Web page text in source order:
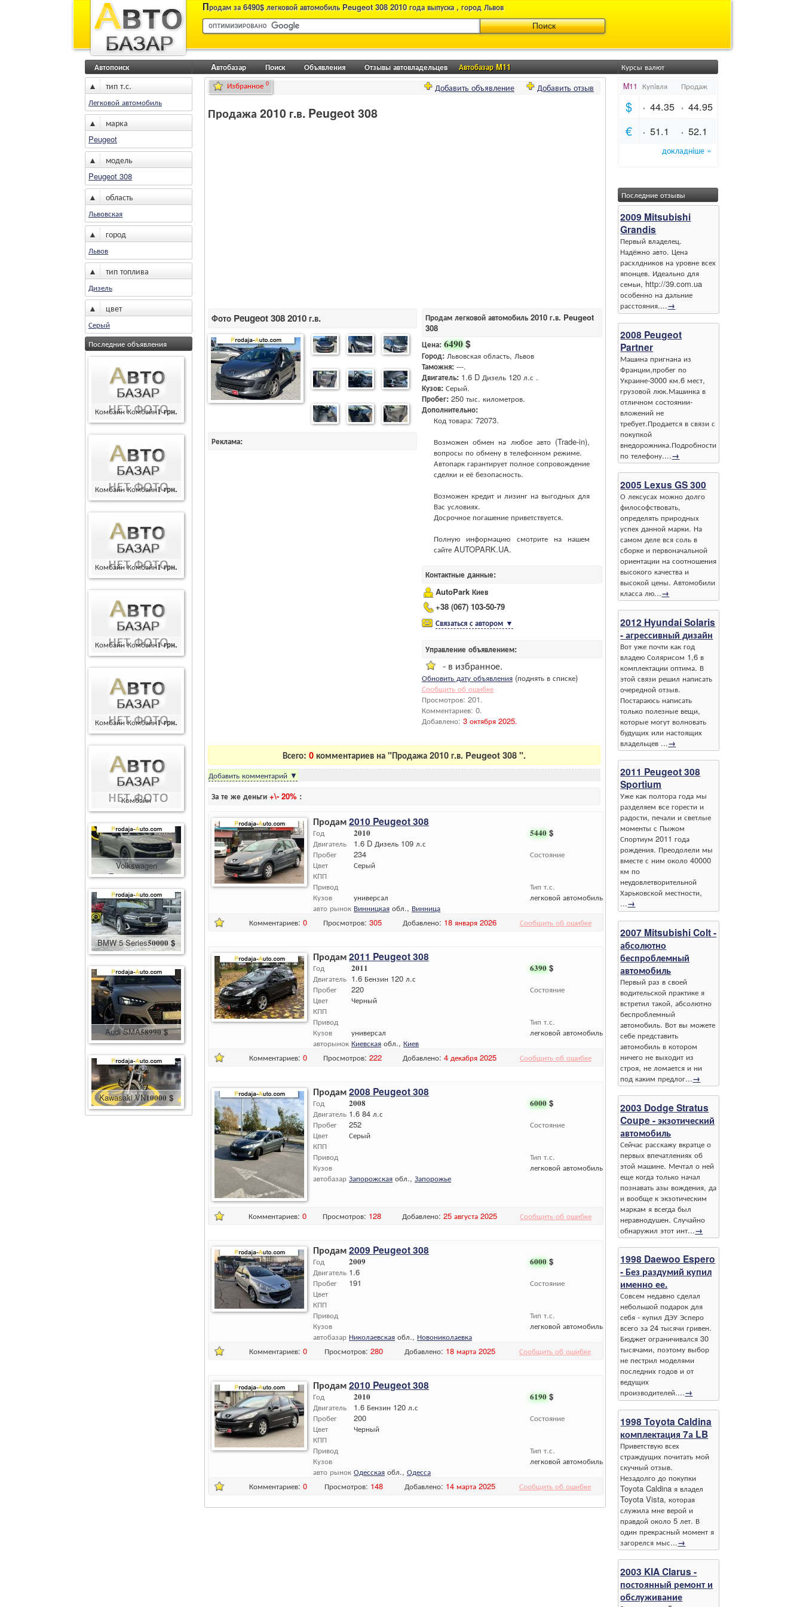
Продам за 6490$ легковой автомобиль Peugeot 308 2010 года выпуска , город Львов
Aвтобазар Поиск Объявления Отзывы автовладельцев Автобазар M11
Автопоиск
▲ тип т.с.
Легковой автомобиль
▲ марка
Peugeot
▲ модель
Peugeot 308
▲ область
Львовская
▲ город
Львов
▲ тип топлива
Дизель
▲ цвет
Серый
Последние объявления
Комбайн Комбайн1 грн.
Комбайн Комбайн1 грн.
Комбайн Комбайн1 грн.
Комбайн Комбайн1 грн.
Комбайн Комбайн1 грн.
Комбайн
Комбайн400000 грн.
Volkswagen
Touareg86600 $
BMW 5 Series50000 $
Audi SMA58990 $
Kawasaki VN10000 $
Добавить отзыв
Добавить объявление
Избранное 0
Продажа 2010 г.в. Peugeot 308
Фото Peugeot 308 2010 г.в.
Реклама:
Продам легковой автомобиль 2010 г.в. Peugeot
308
Цена:6490$
Город: Львовская область, Львов
Таможня: ---.
Двигатель: 1.6 D Дизель 120 л.с .
Кузов: Серый.
Пробег: 250 тыс. километров.
Дополнительно:
Код товара: 72073.
Возможен обмен на любое авто (Trade-in),
вопросы по обмену в телефонном режиме.
Автопарк гарантирует полное сопровождение
сделки и её безопасность.
Возможен кредит и лизинг на выгодных для
Вас условиях.
Досрочное погашение приветствуется.
Полную информацию смотрите на нашем
сайте AUTOPARK.UA.
Контактные данные:
AutoPark Киев
+38 (067) 103-50-79
Связаться с автором ▼
Управление объявлением:
- в избранное.
Обновить дату объявления (поднять в списке)
Сообщить об ошибке
Просмотров: 201.
Комментариев: 0.
Добавлено: 3 октября 2025.
Всего: 0 комментариев на "Продажа 2010 г.в. Peugeot 308 ".
Добавить комментарий ▼
За те же деньги +\- 20% :
Продам2010 Peugeot 308
5440 $
Состояние
Тип т.с.
легковой автомобиль
Год
Двигатель
Пробег
Цвет
КПП
Привод
Кузов
авто рынок
2010
1.6 D Дизель 109 л.с
234
Серый
универсал
Винницкая обл., Винница
Комментариев: 0 Просмотров: 305 Добавлено: 18 января 2026 Сообщить об ошибке
Продам2011 Peugeot 308
6390 $
Состояние
Тип т.с.
легковой автомобиль
Год
Двигатель
Пробег
Цвет
КПП
Привод
Кузов
авторынок
2011
1.6 Бензин 120 л.с
220
Черный
универсал
Киевская обл., Киев
Комментариев: 0 Просмотров: 222 Добавлено: 4 декабря 2025 Сообщить об ошибке
Продам2008 Peugeot 308
6000 $
Состояние
Тип т.с.
легковой автомобиль
Год
Двигатель
Пробег
Цвет
КПП
Привод
Кузов
автобазар
2008
1.6 84 л.с
252
Серый
Запорожская обл., Запорожье
Комментариев: 0 Просмотров: 128 Добавлено: 25 августа 2025 Сообщить об ошибке
Продам2009 Peugeot 308
6000 $
Состояние
Тип т.с.
легковой автомобиль
Год
Двигатель
Пробег
Цвет
КПП
Привод
Кузов
автобазар
2009
1.6
191
Николаевская обл., Новониколаевка
Комментариев: 0 Просмотров: 280 Добавлено: 18 марта 2025 Сообщить об ошибке
Продам2010 Peugeot 308
6190 $
Состояние
Тип т.с.
легковой автомобиль
Год
Двигатель
Пробег
Цвет
КПП
Привод
Кузов
авто рынок
2010
1.6 Бензин 120 л.с
200
Черный
Одесская обл., Одесса
Комментариев: 0 Просмотров: 148 Добавлено: 14 марта 2025 Сообщить об ошибке
Курсы валют
Последние отзывы
2009 Mitsubishi
Grandis
Первый владелец.
Надёжно авто. Цена
расхлдников на уровне всех
японцев. Идеально для
семьи, http://39.com.ua
особенно на дальние
расстояния....→
2008 Peugeot
Partner
Машина пригнана из
Франции,пробег по
Украине-3000 км.6 мест,
грузовой люк.Машинка в
отличном состоянии-
вложений не
требует.Продается в связи с
покупкой
внедорожника.Подробности
по телефону....→
2005 Lexus GS 300
О лексусах можно долго
философствовать,
определять природных
успех данной марки. На
самом деле вся соль в
сборке и первоначальной
ориентации на соотношения
высокого качества и
высокой цены. Автомобили
класса лю...→
2012 Hyundai Solaris
- агрессивный дизайн
Вот уже почти как год
владею Солярисом 1,6 в
комплектации оптима. В
этой связи решил написать
очередной отзыв.
Постараюсь написать
только полезные вещи,
которые могут волновать
будущих или настоящих
владельцев ...→
2011 Peugeot 308
Sportium
Уже как полтора года мы
разделяем все горести и
радости, печали и светлые
моменты с Пыжом
Спортиум 2011 года
рождения. Преодолели мы
вместе с ним около 40000
км по
неудовлетворительной
Харьковской местности,
...→
2007 Mitsubishi Colt -
абсолютно
беспроблемный
автомобиль
Первый раз в своей
водительской практике я
встретил такой, абсолютно
беспроблемный
автомобиль. Вот вы можете
себе представить
автомобиль в котором
ничего не выходит из
строя, не ломается и ни
под каким предлог...→
2003 Dodge Stratus
Coupe - экзотический
автомобиль
Сейчас расскажу вкратце о
первых впечатлениях об
этой машине. Мечтал о ней
еще когда только начал
познавать азы вождения, да
и вообще к экзотическим
маркам я всегда был
неравнодушен. Случайно
обнаружил этот инт...→
1998 Daewoo Espero
- Без раздумий купил
именно ее.
Совсем недавно сделал
небольшой подарок для
себя - купил ДЭУ Эсперо
всего за 24 тысячи гривен.
Бюджет ограничивался 30
тысячами, поэтому выбор
не пестрил моделями
последних годов и от
ведущих
производителей....→
1998 Toyota Caldina
комплектация 7а LB
Приветствую всех
страждущих почитать мой
скучный отзыв.
Незадолго до покупки
Toyota Caldina я владел
Toyota Vista, которая
служила мне верой и
правдой около 5 лет. В
один прекрасный момент я
загорелся мыс...→
2003 KIA Clarus -
постоянный ремонт и
обслуживание